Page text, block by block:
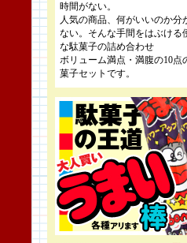
時間がない。
人気の商品、何がいいのか分
ない。そんな手間をはぶける
な駄菓子の詰め合わせ
ボリューム満点・満腹の10点
菓子セットです。